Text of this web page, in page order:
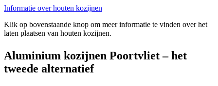
Informatie over houten kozijnen
Klik op bovenstaande knop om meer informatie te vinden over het
laten plaatsen van houten kozijnen.
Aluminium kozijnen Poortvliet – het
tweede alternatief